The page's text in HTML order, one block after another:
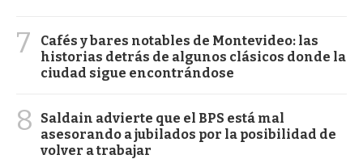
7
Cafés y bares notables de Montevideo: las
historias detrás de algunos clásicos donde la
ciudad sigue encontrándose
8
Saldain advierte que el BPS está mal
asesorando a jubilados por la posibilidad de
volver a trabajar